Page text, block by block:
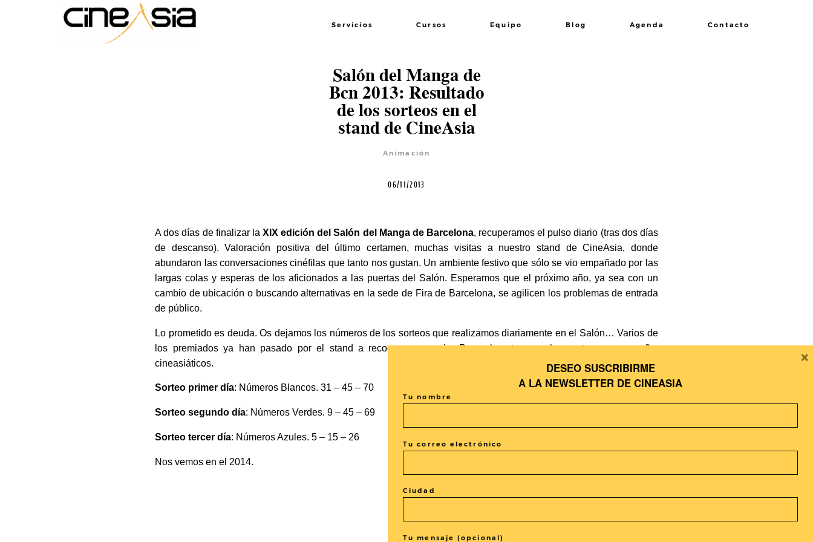
Servicios Cursos Equipo Blog Agenda Contacto
Salón del Manga de
Bcn 2013: Resultado
de los sorteos en el
stand de CineAsia
Animación
06/11/2013
A dos días de finalizar la XIX edición del Salón del Manga de Barcelona, recuperamos el pulso diario (tras dos días
de descanso). Valoración positiva del último certamen, muchas visitas a nuestro stand de CineAsia, donde
abundaron las conversaciones cinéfilas que tanto nos gustan. Un ambiente festivo que sólo se vio empañado por las
largas colas y esperas de los aficionados a las puertas del Salón. Esperamos que el próximo año, ya sea con un
cambio de ubicación o buscando alternativas en la sede de Fira de Barcelona, se agilicen los problemas de entrada
de público.
Lo prometido es deuda. Os dejamos los números de los sorteos que realizamos diariamente en el Salón… Varios de
los premiados ya han pasado por el stand a recoger su premio. Para el resto…que la suerte os acompañe,
cineasiáticos.
Sorteo primer día: Números Blancos. 31 – 45 – 70
Sorteo segundo día: Números Verdes. 9 – 45 – 69
Sorteo tercer día: Números Azules. 5 – 15 – 26
Nos vemos en el 2014.
DESEO SUSCRIBIRME
A LA NEWSLETTER DE CINEASIA
Tu nombre
Tu correo electrónico
Ciudad
Tu mensaje (opcional)
×